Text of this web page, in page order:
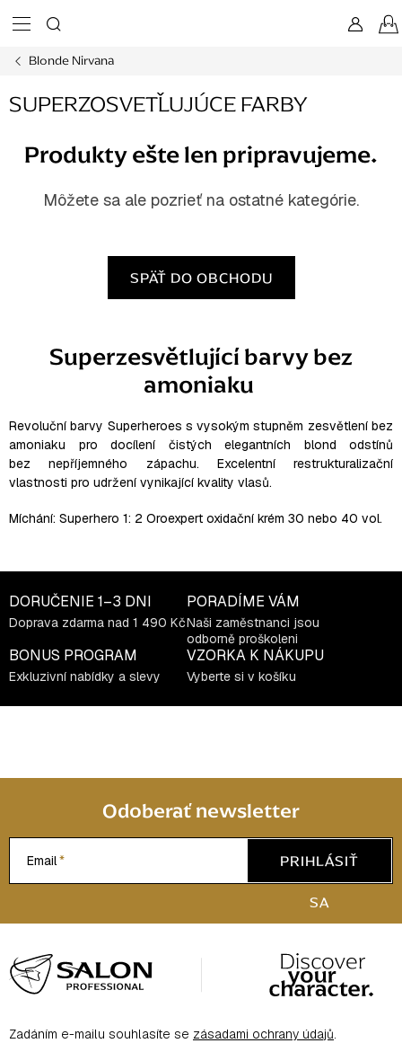
na
Blonde Nirvana
SUPERZOSVETĽUJÚCE FARBY
Produkty ešte len pripravujeme.
Môžete sa ale pozrieť na ostatné kategórie.
SPÄŤ DO OBCHODU
Superzesvětlující barvy bez
amoniaku
Revoluční barvy Superheroes s vysokým stupněm zesvětlení bez
amoniaku pro docílení čistých elegantních blond odstínů
bez nepříjemného zápachu. Excelentní restrukturalizační
vlastnosti pro udržení vynikající kvality vlasů.
Míchání: Superhero 1: 2 Oroexpert oxidační krém 30 nebo 40 vol.
DORUČENIE 1–3 DNI
Doprava zdarma nad 1 490 Kč
PORADÍME VÁM
Naši zaměstnanci jsou
odborně proškoleni
BONUS PROGRAM
Exkluzivní nabídky a slevy
VZORKA K NÁKUPU
Vyberte si v košíku
Odoberať newsletter
Email
PRIHLÁSIŤ
SA
á
p
äZadáním e-mailu souhlasíte se zásadami ochrany údajů.